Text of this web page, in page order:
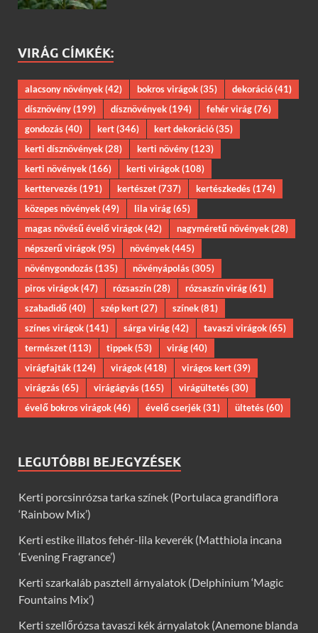
VIRÁG CÍMKÉK:
alacsony növények(42) bokros virágok(35) dekoráció(41)
dísznövény(199) dísznövények(194) fehér virág(76)
gondozás(40) kert(346) kert dekoráció(35)
kerti dísznövények(28) kerti növény(123)
kerti növények(166) kerti virágok(108)
kerttervezés(191) kertészet(737) kertészkedés(174)
közepes növények(49) lila virág(65)
magas növésű évelő virágok(42) nagyméretű növények(28)
népszerű virágok(95) növények(445)
növénygondozás(135) növényápolás(305)
piros virágok(47) rózsaszín(28) rózsaszín virág(61)
szabadidő(40) szép kert(27) színek(81)
színes virágok(141) sárga virág(42) tavaszi virágok(65)
természet(113) tippek(53) virág(40)
virágfajták(124) virágok(418) virágos kert(39)
virágzás(65) virágágyás(165) virágültetés(30)
évelő bokros virágok(46) évelő cserjék(31) ültetés(60)
LEGUTÓBBI BEJEGYZÉSEK
Kerti porcsinrózsa tarka színek (Portulaca grandiflora
‘Rainbow Mix’)
Kerti estike illatos fehér-lila keverék (Matthiola incana
‘Evening Fragrance’)
Kerti szarkaláb pasztell árnyalatok (Delphinium ‘Magic
Fountains Mix’)
Kerti szellőrózsa tavaszi kék árnyalatok (Anemone blanda